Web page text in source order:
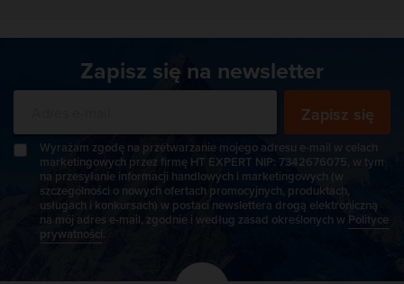
Zapisz się na newsletter
Zapisz się
Wyrażam zgodę na przetwarzanie mojego adresu e-mail w celach
marketingowych przez firmę HT EXPERT NIP: 7342676075, w tym
na przesyłanie informacji handlowych i marketingowych (w
szczególności o nowych ofertach promocyjnych, produktach,
usługach i konkursach) w postaci newslettera drogą elektroniczną
na mój adres e-mail, zgodnie i według zasad określonych w Polityce
prywatności.